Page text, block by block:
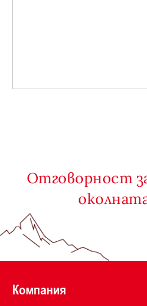
Отговорност
Компания